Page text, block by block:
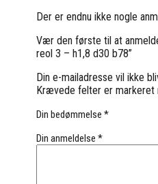
Der er endnu ikke nogle
Vær den første til at
reol 3 – h1,8 d30 b78”
Din e-mailadresse vil ikke
Krævede felter er markeret
Din bedømmelse *
Din anmeldelse *